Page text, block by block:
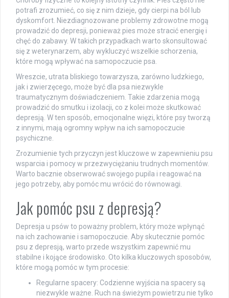
potrafi zrozumieć, co się z nim dzieje, gdy cierpi na ból lub
dyskomfort. Niezdiagnozowane problemy zdrowotne mogą
prowadzić do depresji, ponieważ pies może stracić energię i
chęć do zabawy. W takich przypadkach warto skonsultować
się z weterynarzem, aby wykluczyć wszelkie schorzenia,
które mogą wpływać na samopoczucie psa.
Wreszcie, utrata bliskiego towarzysza, zarówno ludzkiego,
jak i zwierzęcego, może być dla psa niezwykle
traumatycznym doświadczeniem. Takie zdarzenia mogą
prowadzić do smutku i izolacji, co z kolei może skutkować
depresją. W ten sposób, emocjonalne więzi, które psy tworzą
z innymi, mają ogromny wpływ na ich samopoczucie
psychiczne.
Zrozumienie tych przyczyn jest kluczowe w zapewnieniu psu
wsparcia i pomocy w przezwyciężaniu trudnych momentów.
Warto bacznie obserwować swojego pupila i reagować na
jego potrzeby, aby pomóc mu wrócić do równowagi.
Jak pomóc psu z depresją?
Depresja u psów to poważny problem, który może wpłynąć
na ich zachowanie i samopoczucie. Aby skutecznie pomóc
psu z depresją, warto przede wszystkim zapewnić mu
stabilne i kojące środowisko. Oto kilka kluczowych sposobów,
które mogą pomóc w tym procesie:
Regularne spacery: Codzienne wyjścia na spacery są
niezwykle ważne. Ruch na świeżym powietrzu nie tylko